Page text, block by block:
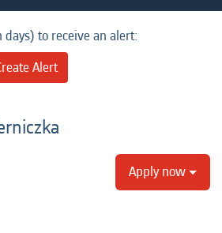
to receive an alert:
Alert
Apply now